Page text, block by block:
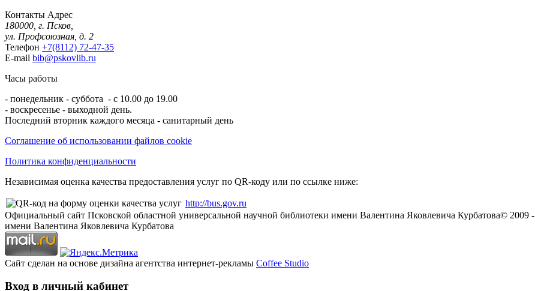
Контакты Адрес
180000, г. Псков,
ул. Профсоюзная, д. 2
Телефон +7(8112) 72-47-35
E-mail bib@pskovlib.ru
Часы работы
- понедельник - суббота - с 10.00 до 19.00
- воскресенье - выходной день.
Последний вторник каждого месяца - санитарный день
Соглашение об использовании файлов cookie
Политика конфиденциальности
Независимая оценка качества предоставления услуг по QR-коду или по ссылке ниже:
http://bus.gov.ru
Официальный сайт Псковской областной универсальной научной библиотеки имени Валентина Яковлевича Курбатова© 2009 -
имени Валентина Яковлевича Курбатова
Сайт сделан на основе дизайна агентства интернет-рекламы Coffee Studio
Вход в личный кабинет